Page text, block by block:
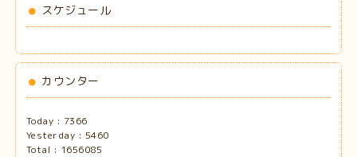
スケジュール
カウンター
Today : 7366
Yesterday : 5460
Total : 1656085